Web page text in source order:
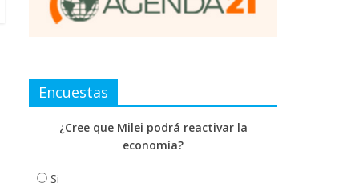
Encuestas
¿Cree que Milei podrá reactivar la
economía?
Si